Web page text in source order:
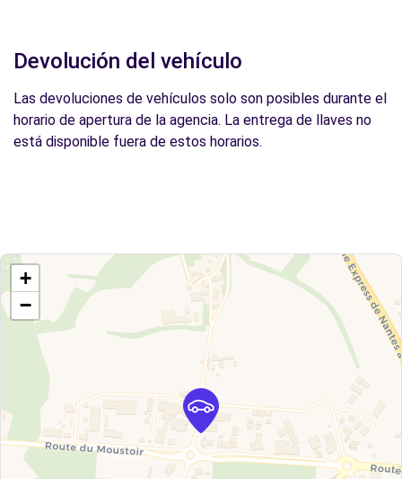
Devolución del vehículo
Las devoluciones de vehículos solo son posibles durante el
horario de apertura de la agencia. La entrega de llaves no
está disponible fuera de estos horarios.
+
−